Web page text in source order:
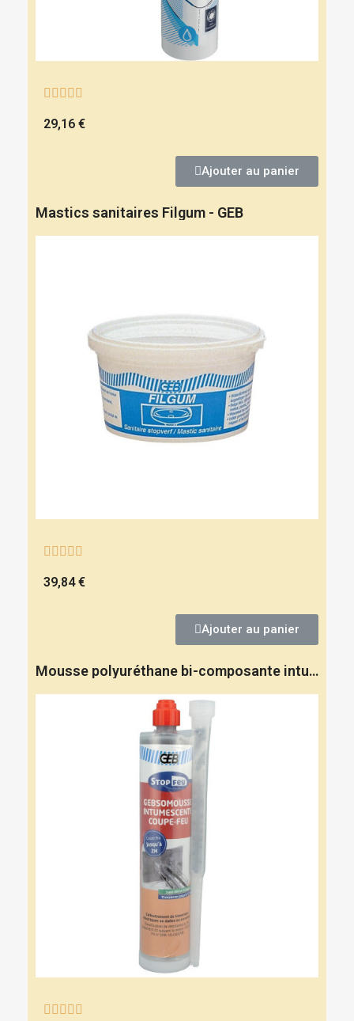
    
29,16 €
Ajouter au panier
Mastics sanitaires Filgum - GEB
    
39,84 €
Ajouter au panier
Mousse polyuréthane bi-composante intumescente coupe-feu - GEB
    